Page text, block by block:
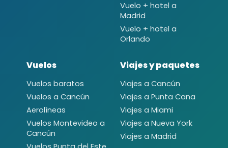
Vuelo + hotel a
Madrid
Vuelo + hotel a
Orlando
Vuelos
Vuelos baratos
Vuelos a Cancún
Aerolíneas
Vuelos Montevideo a
Cancún
Viajes y paquetes
Viajes a Cancún
Viajes a Punta Cana
Viajes a Miami
Viajes a Nueva York
Viajes a Madrid